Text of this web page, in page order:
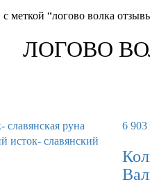
меткой “логово волка
ЛОГОВО
6 903